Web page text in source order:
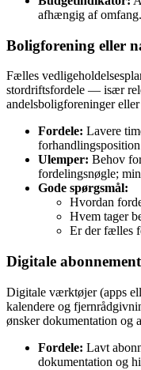
afhængig af omfang.
Boligforening eller
Fælles
stordriftsfordele — især
andelsboligforeninger
Fordele: Lavere
Ulemper: Behov
fordelingsnøgle;
Gode spørgsmål:
Hvordan
Hvem tager
Er der fælles
Digitale
Digitale værktøjer (apps
kalendere og
ønsker dokumentation og
Fordele: Lavt
dokumentation og